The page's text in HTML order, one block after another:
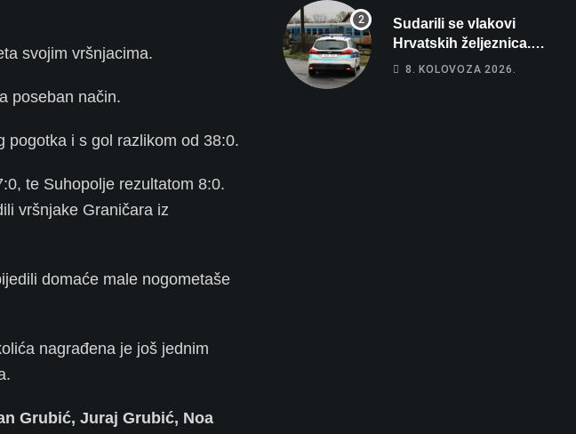
svojim vršnjacima.
poseban način.
pogotka i s gol razlikom od 38:0.
te Suhopolje rezultatom 8:0.
vršnjake Graničara iz
domaće male nogometaše
nagrađena je još jednim
Grubić, Juraj Grubić, Noa
Sudarili se vlakovi
Hrvatskih željeznica.
Šestero osoba teško
8. KOLOVOZA 2026.